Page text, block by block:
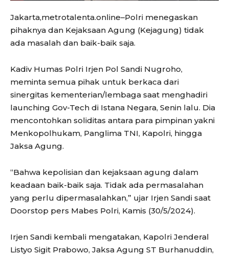
Jakarta,metrotalenta.online–Polri menegaskan
pihaknya dan Kejaksaan Agung (Kejagung) tidak
ada masalah dan baik-baik saja.
Kadiv Humas Polri Irjen Pol Sandi Nugroho,
meminta semua pihak untuk berkaca dari
sinergitas kementerian/lembaga saat menghadiri
launching Gov-Tech di Istana Negara, Senin lalu. Dia
mencontohkan soliditas antara para pimpinan yakni
Menkopolhukam, Panglima TNI, Kapolri, hingga
Jaksa Agung.
“Bahwa kepolisian dan kejaksaan agung dalam
keadaan baik-baik saja. Tidak ada permasalahan
yang perlu dipermasalahkan,” ujar Irjen Sandi saat
Doorstop pers Mabes Polri, Kamis (30/5/2024).
Irjen Sandi kembali mengatakan, Kapolri Jenderal
Listyo Sigit Prabowo, Jaksa Agung ST Burhanuddin,